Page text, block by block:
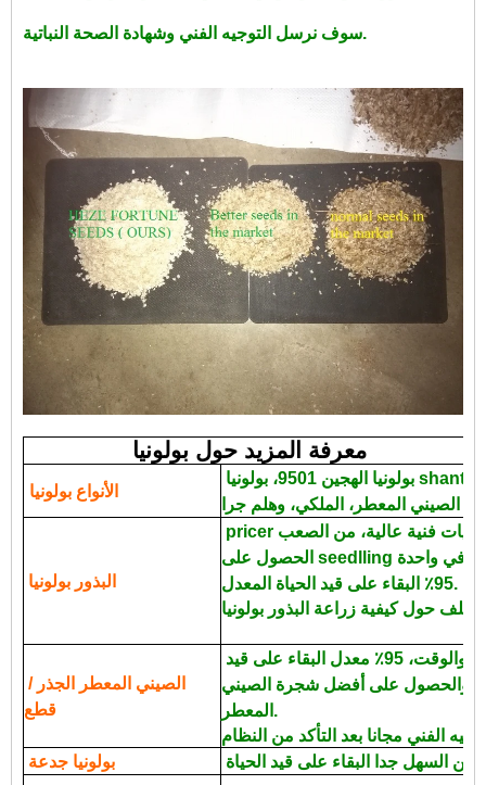
سوف نرسل التوجيه الفني وشهادة الصحة النباتية.
معرفة المزيد حول بولونيا
الأنواع بولونيا
البذور بولونيا
فنية عالية، من الصعب
الحصول على seedlling أفضل في واحدة year.100٪ البذور مع 85-
95٪ البقاء على قيد الحياة المعدل.
الصيني المعطر الجذر /
قطع
والحصول على أفضل شجرة الصيني
المعطر.
بولونيا جدعة